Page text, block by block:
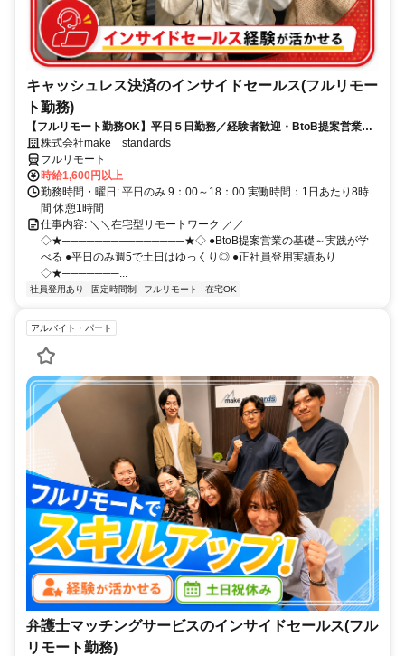
キャッシュレス決済のインサイドセールス(フルリモー
ト勤務)
【フルリモート勤務OK】平日５日勤務／経験者歓迎・BtoB提案営業で
スキルアップ
株式会社make standards
フルリモート
時給1,600円以上
勤務時間・曜日: 平日のみ 9：00～18：00 実働時間：1日あたり8時
間 休憩1時間
仕事内容: ＼＼在宅型リモートワーク ／／
◇★───────────────★◇ ●BtoB提案営業の基礎～実践が学
べる ●平日のみ週5で土日はゆっくり◎ ●正社員登用実績あり
◇★───────...
社員登用あり 固定時間制 フルリモート 在宅OK
アルバイト・パート
弁護士マッチングサービスのインサイドセールス(フル
リモート勤務)